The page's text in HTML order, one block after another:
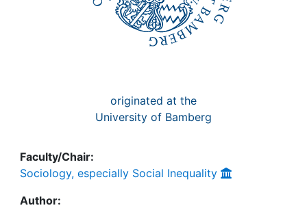
originated at the
University of Bamberg
Faculty/Chair:
Sociology, especially Social Inequality
Author: